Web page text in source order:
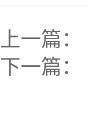
上一篇：
下一篇：